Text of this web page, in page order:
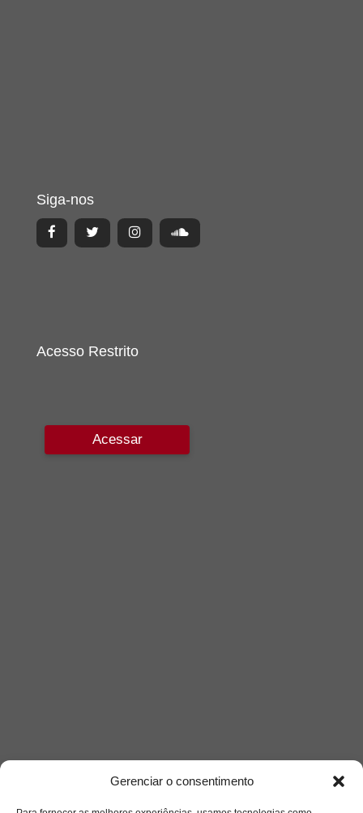
Gerenciar o consentimento
Siga-nos
Acesso Restrito
Acessar